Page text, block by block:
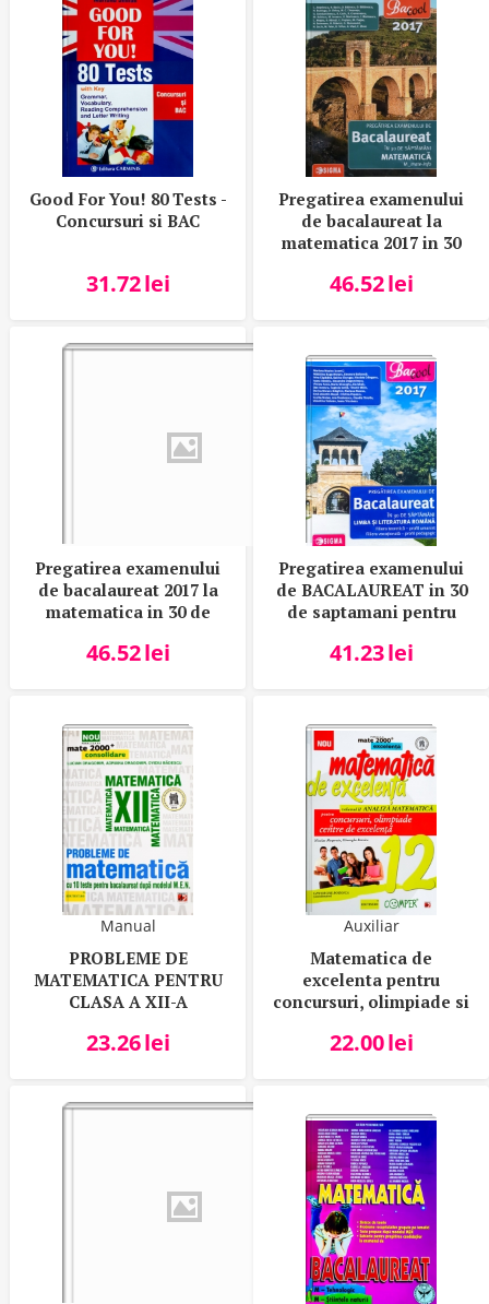
Good For You! 80 Tests -
Concursuri si BAC
31.72lei
Pregatirea examenului
de bacalaureat la
matematica 2017 in 30
info
46.52lei
Pregatirea examenului
de bacalaureat 2017 la
matematica in 30 de
46.52lei
Pregatirea examenului
de BACALAUREAT in 30
de saptamani pentru
romana
41.23lei
Manual
PROBLEME DE
MATEMATICA PENTRU
CLASA A XII-A
23.26lei
Auxiliar
Matematica de
excelenta pentru
concursuri, olimpiade si
clasa a XII-a, Volumul II
22.00lei